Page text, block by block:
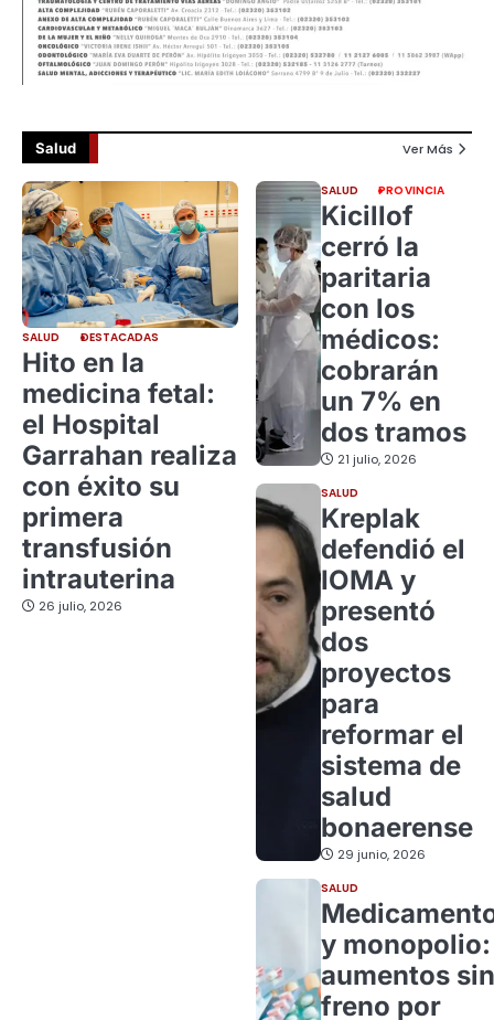
Salud Ver Más
SALUD DESTACADAS
Hito en la
medicina fetal:
el Hospital
Garrahan realiza
con éxito su
primera
transfusión
intrauterina
26 julio, 2026
SALUD PROVINCIA
Kicillof
cerró la
paritaria
con los
médicos:
cobrarán
un 7% en
dos tramos
21 julio, 2026
SALUD
Kreplak
defendió el
IOMA y
presentó
dos
proyectos
para
reformar el
sistema de
salud
bonaerense
29 junio, 2026
SALUD
y monopolio:
aumentos sin
freno por